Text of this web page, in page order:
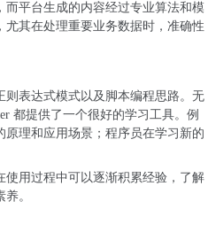
平台生成的内容经过专业算法和模
其在处理重要业务数据时，准确性
表达式模式以及脚本编程思路。无
都提供了一个很好的学习工具。例
理和应用场景；程序员在学习新的
用过程中可以逐渐积累经验，了解
。